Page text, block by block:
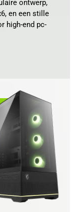
ontwerp,
en een stille
high-end pc-